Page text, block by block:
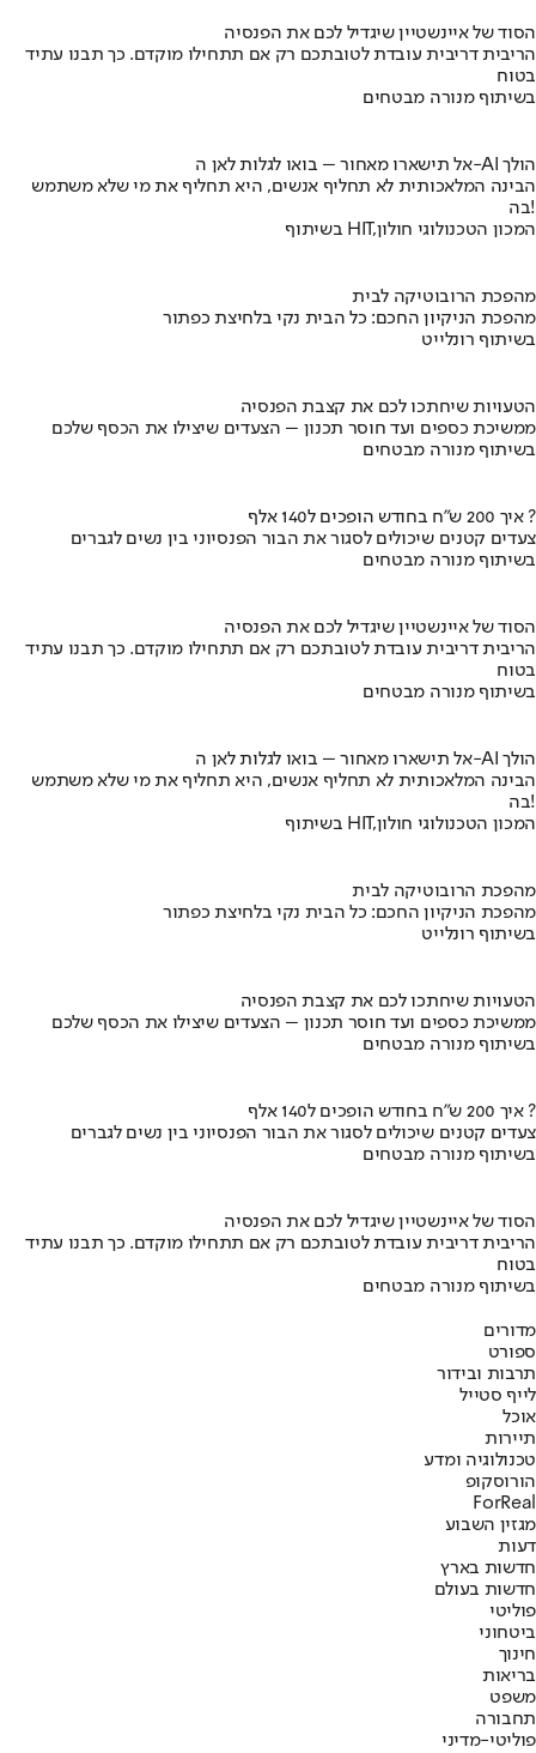
הסוד של איינשטיין שיגדיל לכם את הפנסיה
הריבית דריבית עובדת לטובתכם רק אם תתחילו מוקדם. כך תבנו עתיד
בטוח
בשיתוף מנורה מבטחים
אל תישארו מאחור – בואו לגלות לאן ה-AI הולך
הבינה המלאכותית לא תחליף אנשים, היא תחליף את מי שלא משתמש
בה!
בשיתוף HIT,המכון הטכנולוגי חולון
מהפכת הרובוטיקה לבית
מהפכת הניקיון החכם: כל הבית נקי בלחיצת כפתור
בשיתוף רונלייט
הטעויות שיחתכו לכם את קצבת הפנסיה
ממשיכת כספים ועד חוסר תכנון – הצעדים שיצילו את הכסף שלכם
בשיתוף מנורה מבטחים
איך 200 ש"ח בחודש הופכים ל140 אלף ?
צעדים קטנים שיכולים לסגור את הבור הפנסיוני בין נשים לגברים
בשיתוף מנורה מבטחים
הסוד של איינשטיין שיגדיל לכם את הפנסיה
הריבית דריבית עובדת לטובתכם רק אם תתחילו מוקדם. כך תבנו עתיד
בטוח
בשיתוף מנורה מבטחים
אל תישארו מאחור – בואו לגלות לאן ה-AI הולך
הבינה המלאכותית לא תחליף אנשים, היא תחליף את מי שלא משתמש
בה!
בשיתוף HIT,המכון הטכנולוגי חולון
מהפכת הרובוטיקה לבית
מהפכת הניקיון החכם: כל הבית נקי בלחיצת כפתור
בשיתוף רונלייט
הטעויות שיחתכו לכם את קצבת הפנסיה
ממשיכת כספים ועד חוסר תכנון – הצעדים שיצילו את הכסף שלכם
בשיתוף מנורה מבטחים
איך 200 ש"ח בחודש הופכים ל140 אלף ?
צעדים קטנים שיכולים לסגור את הבור הפנסיוני בין נשים לגברים
בשיתוף מנורה מבטחים
הסוד של איינשטיין שיגדיל לכם את הפנסיה
הריבית דריבית עובדת לטובתכם רק אם תתחילו מוקדם. כך תבנו עתיד
בטוח
בשיתוף מנורה מבטחים
מדורים
ספורט
תרבות ובידור
לייף סטייל
אוכל
תיירות
טכנולוגיה ומדע
הורוסקופ
ForReal
מגזין השבוע
דעות
חדשות בארץ
חדשות בעולם
פוליטי
ביטחוני
חינוך
בריאות
משפט
תחבורה
פוליטי-מדיני